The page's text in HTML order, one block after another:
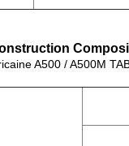
A500 / A500M